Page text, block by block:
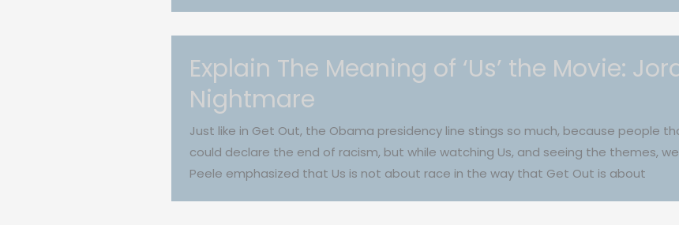
Explain The Meaning of ‘Us’ the Movie:
Nightmare
Just like in Get Out, the Obama presidency line stings so much, because people
could declare the end of racism, but while watching Us, and seeing the themes,
Peele emphasized that Us is not about race in the way that Get Out is about